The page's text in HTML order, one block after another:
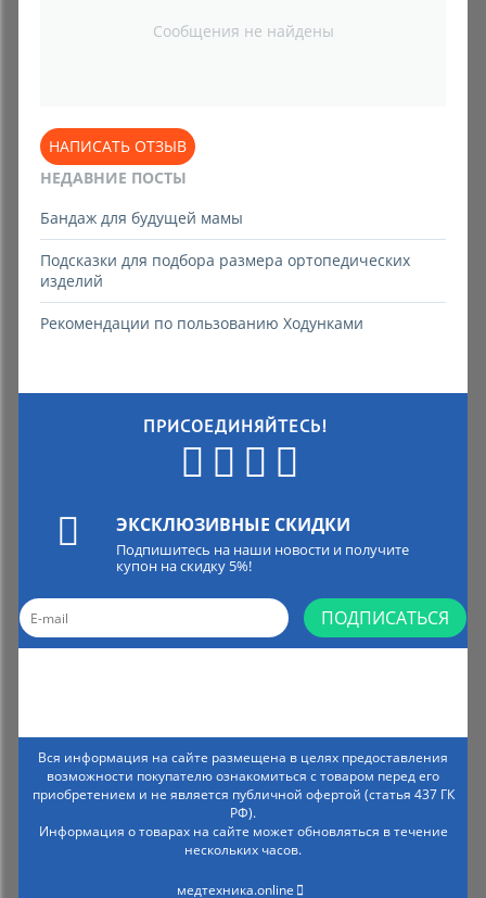
Сообщения не найдены
НАПИСАТЬ ОТЗЫВ
НЕДАВНИЕ ПОСТЫ
Бандаж для будущей мамы
Подсказки для подбора размера ортопедических
изделий
Рекомендации по пользованию Ходунками
ПРИСОЕДИНЯЙТЕСЬ!
ЭКСКЛЮЗИВНЫЕ СКИДКИ
Подпишитесь на наши новости и получите
купон на скидку 5%!
ПОДПИСАТЬСЯ
Вся информация на сайте размещена в целях предоставления
возможности покупателю ознакомиться с товаром перед его
приобретением и не является публичной офертой (статья 437 ГК
РФ).
Информация о товарах на сайте может обновляться в течение
нескольких часов.
медтехника.online